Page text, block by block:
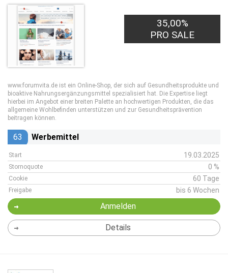
35,00%
PRO SALE
www.forumvita.de ist ein Online-Shop, der sich auf Gesundheitsprodukte und
bioaktive Nahrungsergänzungsmittel spezialisiert hat. Die Expertise liegt
hierbei im Angebot einer breiten Palette an hochwertigen Produkten, die das
allgemeine Wohlbefinden unterstützen und zur Gesundheitsprävention
beitragen können.
63 Werbemittel
Start 19.03.2025
Stornoquote 0 %
Cookie 60 Tage
Freigabe bis 6 Wochen
Anmelden
Details